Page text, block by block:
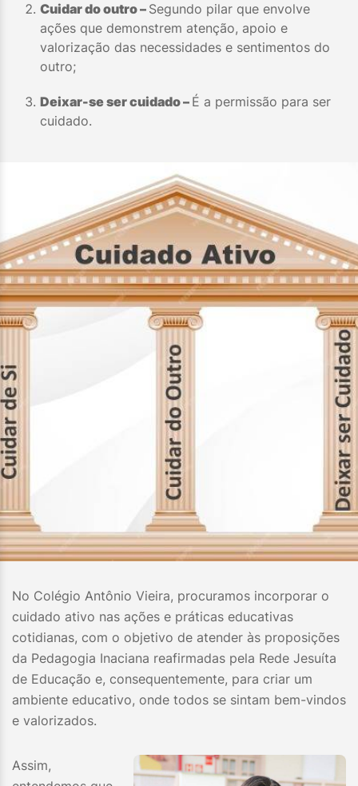
Cuidar do outro – Segundo pilar que envolve
ações que demonstrem atenção, apoio e
valorização das necessidades e sentimentos do
outro;
Deixar-se ser cuidado – É a permissão para ser
cuidado.
No Colégio Antônio Vieira, procuramos incorporar o
cuidado ativo nas ações e práticas educativas
cotidianas, com o objetivo de atender às proposições
da Pedagogia Inaciana reafirmadas pela Rede Jesuíta
de Educação e, consequentemente, para criar um
ambiente educativo, onde todos se sintam bem-vindos
e valorizados.
Assim,